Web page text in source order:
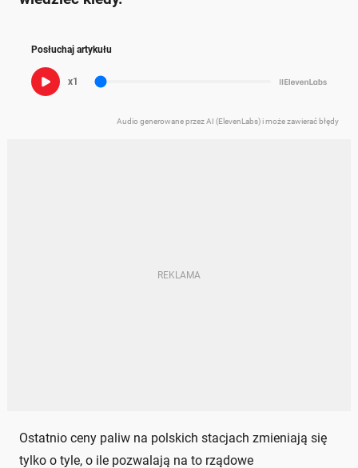
Posłuchaj artykułu
x1
Audio generowane przez AI (ElevenLabs) i może zawierać błędy
Ostatnio ceny paliw na polskich stacjach zmieniają się
tylko o tyle, o ile pozwalają na to rządowe